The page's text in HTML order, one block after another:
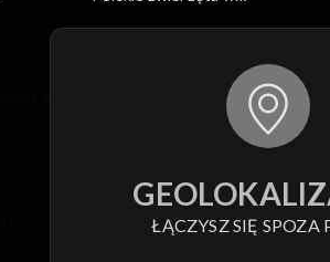
ŁĄCZYSZ SIĘ SPOZA